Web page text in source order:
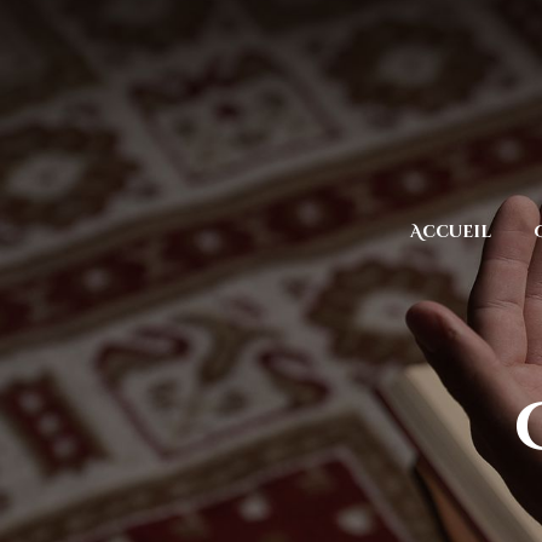
Accueil